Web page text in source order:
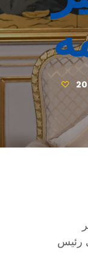
رئيس